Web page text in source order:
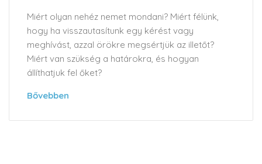
Miért olyan nehéz nemet mondani? Miért félünk,
hogy ha visszautasítunk egy kérést vagy
meghívást, azzal örökre megsértjük az illetőt?
Miért van szükség a határokra, és hogyan
állíthatjuk fel őket?
Bővebben